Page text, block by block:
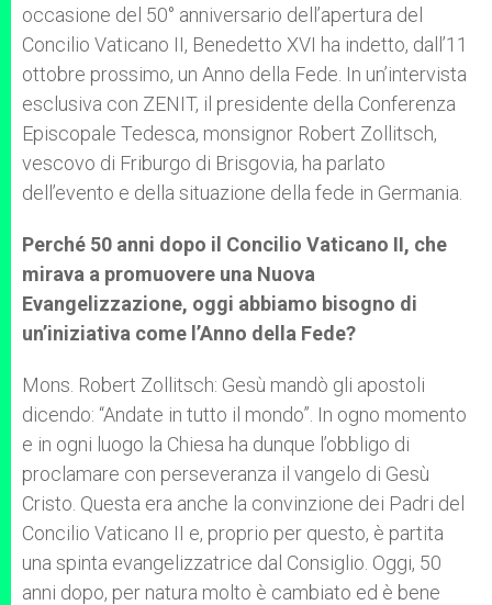
occasione del 50° anniversario dell’apertura del
Concilio Vaticano II, Benedetto XVI ha indetto, dall’11
ottobre prossimo, un Anno della Fede. In un’intervista
esclusiva con ZENIT, il presidente della Conferenza
Episcopale Tedesca, monsignor Robert Zollitsch,
vescovo di Friburgo di Brisgovia, ha parlato
dell’evento e della situazione della fede in Germania.
Perché 50 anni dopo il Concilio Vaticano II, che
mirava a promuovere una Nuova
Evangelizzazione, oggi abbiamo bisogno di
un’iniziativa come l’Anno della Fede?
Mons. Robert Zollitsch: Gesù mandò gli apostoli
dicendo: “Andate in tutto il mondo”. In ogno momento
e in ogni luogo la Chiesa ha dunque l’obbligo di
proclamare con perseveranza il vangelo di Gesù
Cristo. Questa era anche la convinzione dei Padri del
Concilio Vaticano II e, proprio per questo, è partita
una spinta evangelizzatrice dal Consiglio. Oggi, 50
anni dopo, per natura molto è cambiato ed è bene